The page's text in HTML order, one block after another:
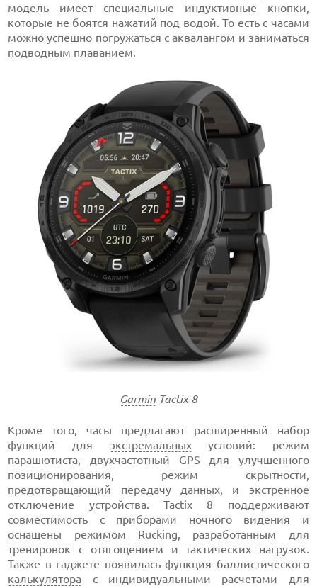
модель имеет специальные индуктивные кнопки,
которые не боятся нажатий под водой. То есть с часами
можно успешно погружаться с аквалангом и заниматься
подводным плаванием.
Garmin Tactix 8
Кроме того, часы предлагают расширенный набор
функций для экстремальныхусловий: режим
парашютиста, двухчастотный GPS для улучшенного
позиционирования, режим скрытности,
предотвращающий передачу данных, и экстренное
отключение устройства. Tactix 8 поддерживают
совместимость с приборами ночного видения и
оснащены режимом Rucking, разработанным для
тренировок с отягощением и тактических нагрузок.
Также в гаджете появилась функция баллистического
калькулятора с индивидуальными расчетами для